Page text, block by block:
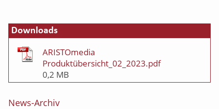
Downloads
ARISTOmedia
Produktübersicht_02_2023.pdf
0,2 MB
News-Archiv